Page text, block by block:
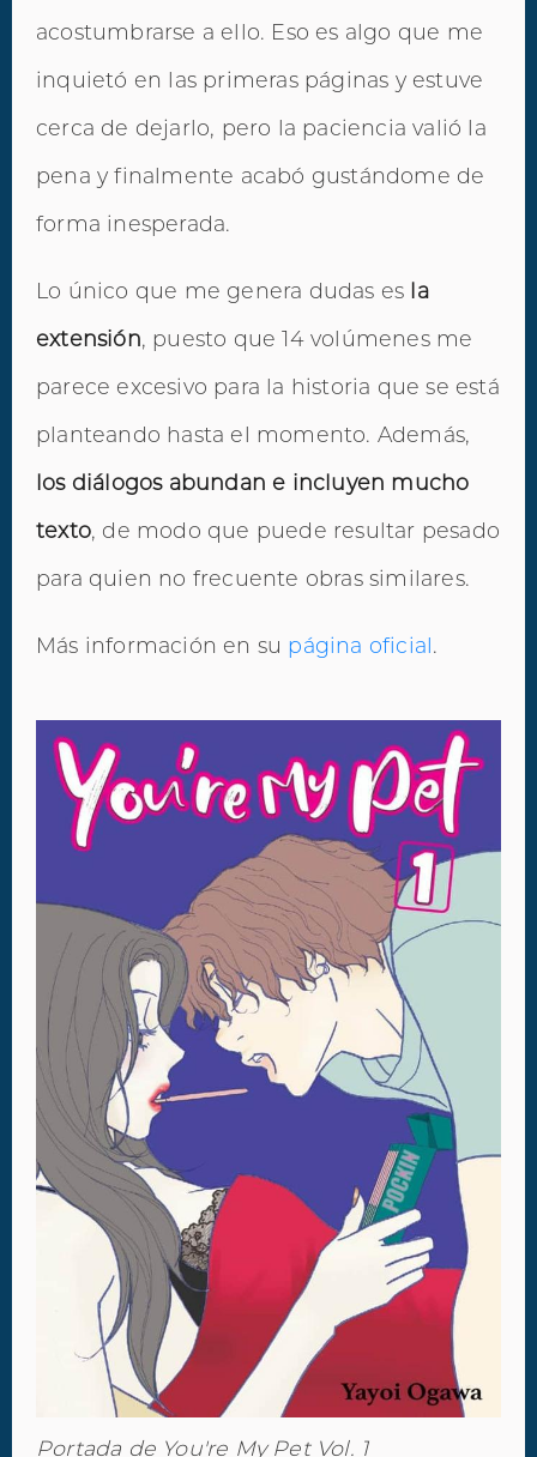
acostumbrarse a ello. Eso es algo que me
inquietó en las primeras páginas y estuve
cerca de dejarlo, pero la paciencia valió la
pena y finalmente acabó gustándome de
forma inesperada.
Lo único que me genera dudas es la
extensión, puesto que 14 volúmenes me
parece excesivo para la historia que se está
planteando hasta el momento. Además,
los diálogos abundan e incluyen mucho
texto, de modo que puede resultar pesado
para quien no frecuente obras similares.
Más información en su página oficial.
Portada de You're My Pet Vol. 1